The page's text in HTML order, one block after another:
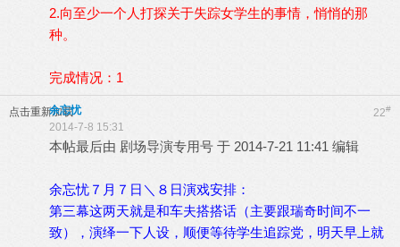
2.向至少一个人打探关于失踪女学生的事情，悄悄的那
种。
完成情况：1
点击重新加载 22#
余忘忧
2014-7-8 15:31
本帖最后由 剧场导演专用号 于 2014-7-21 11:41 编辑
余忘忧７月７日＼８日演戏安排：
第三幕这两天就是和车夫搭搭话（主要跟瑞奇时间不一
致），演绎一下人设，顺便等待学生追踪党，明天早上就